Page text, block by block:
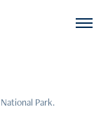
Park.